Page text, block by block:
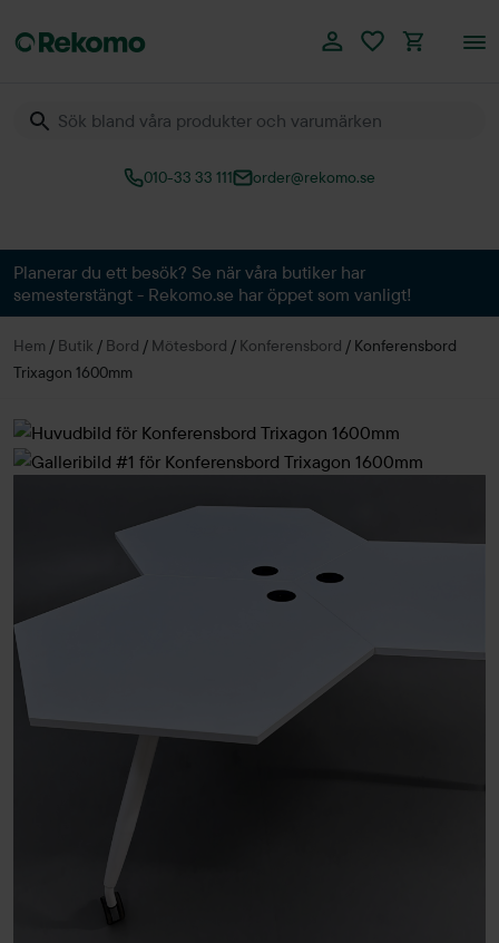
010-33 33 111 order@rekomo.se
Planerar du ett besök? Se när våra butiker har
semesterstängt - Rekomo.se har öppet som vanligt!
Hem / Butik / Bord / Mötesbord / Konferensbord / Konferensbord
Trixagon 1600mm